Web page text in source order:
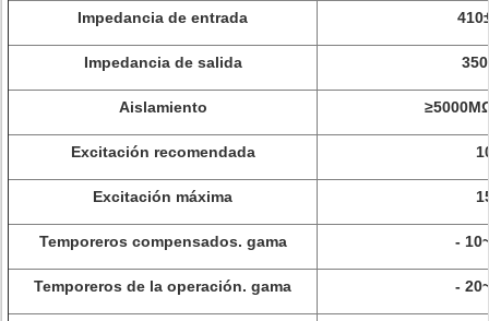
Impedancia de entrada
Impedancia de salida
Aislamiento
Excitación recomendada
Excitación máxima
Temporeros compensados. gama -
Temporeros de la operación. gama -